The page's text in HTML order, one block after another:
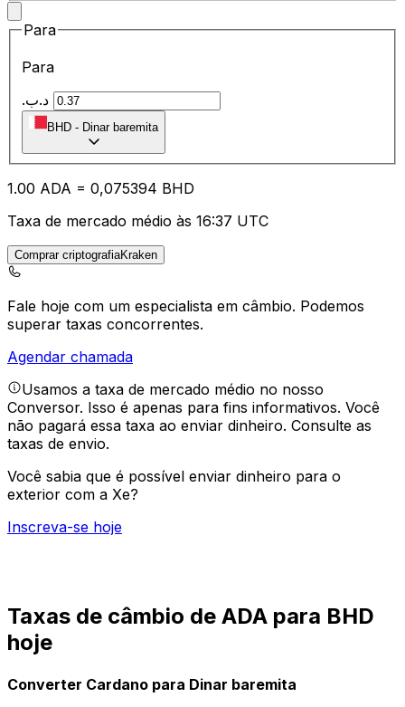
Para
Para
BHD - Dinar baremita
1.00 ADA = 0,075394 BHD
Taxa de mercado médio às 16:37 UTC
Comprar criptografiaKraken
Fale hoje com um especialista em câmbio. Podemos
superar taxas concorrentes.
Agendar chamada
Usamos a taxa de mercado médio no nosso
Conversor. Isso é apenas para fins informativos. Você
não pagará essa taxa ao enviar dinheiro. Consulte as
taxas de envio.
Você sabia que é possível enviar dinheiro para o
exterior com a Xe?
Inscreva-se hoje
Taxas de câmbio de ADA para BHD
hoje
Converter Cardano para Dinar baremita